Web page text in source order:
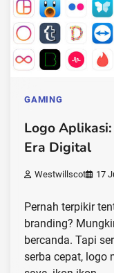
GAMING
Logo
Era Digital
Westwillscot 17
Pernah terpikir
branding?
bercanda. Tapi
serba cepat, logo